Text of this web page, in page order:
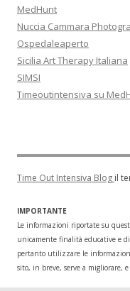
MedHunt
Nuccia Cammara
Ospedaleaperto
Sicilia Art Therapy Italiana
SIMSI
Timeoutintensiva su
Time Out Intensiva Blog il
IMPORTANTE
Le informazioni riportate su
unicamente finalità educative e
pertanto utilizzare le
sito, in breve, serve a migliorare,